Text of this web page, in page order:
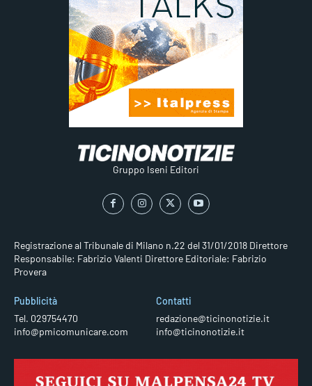
Gruppo Iseni Editori
Registrazione al Tribunale di Milano n.22 del 31/01/2018 Direttore
Responsabile: Fabrizio Valenti Direttore Editoriale: Fabrizio
Provera
Pubblicità
Tel. 029754470
info@pmicomunicare.com
Contatti
redazione@ticinonotizie.it
info@ticinonotizie.it